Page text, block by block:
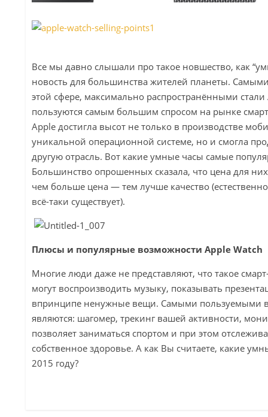
Все мы давно слышали про такое новшество, как
новость для большинства жителей планеты.
этой сфере, максимально распространёнными
пользуются самым большим спросом на рынке
Apple достигла высот не только в производстве
уникальной операционной системе, но и смогла
другую отрасль. Вот какие умные часы самые
Большинство опрошенных сказала, что цена для
чем больше цена — тем лучше качество
всё-таки существует).
Плюсы и популярные возможности Apple Watch
Многие люди даже не представляют, что такое
могут воспроизводить музыку, показывать
впринципе ненужные вещи. Самыми пользуемыми
являются: шагомер, трекинг вашей активности,
позволяет заниматься спортом и при этом
собственное здоровье. А как Вы считаете, какие
2015 году?